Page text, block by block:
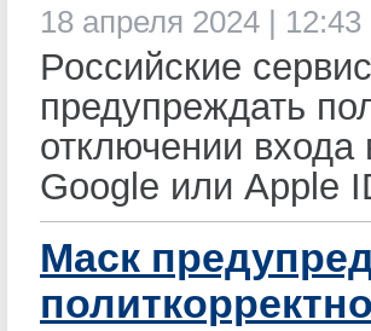
18 апреля 2024 | 12:43
Российские
предупреждать
отключении входа
Google или Apple
Маск